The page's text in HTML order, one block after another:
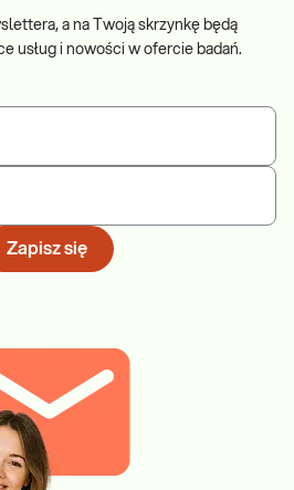
a na Twoją skrzynkę będą
usług i nowości w ofercie badań.
Zapisz się